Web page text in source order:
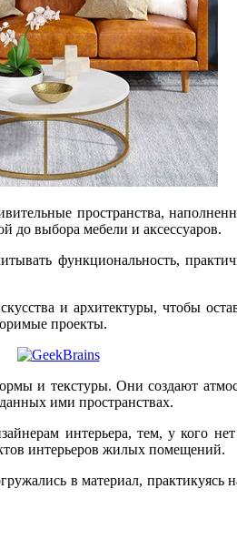
пространства,
до выбора мебели и аксессуаров.
функциональность,
и архитектуры, чтобы
проекты.
и текстуры. Они создают
ими пространствах.
интерьера, тем, у кого
интерьеров жилых помещений.
в материал,